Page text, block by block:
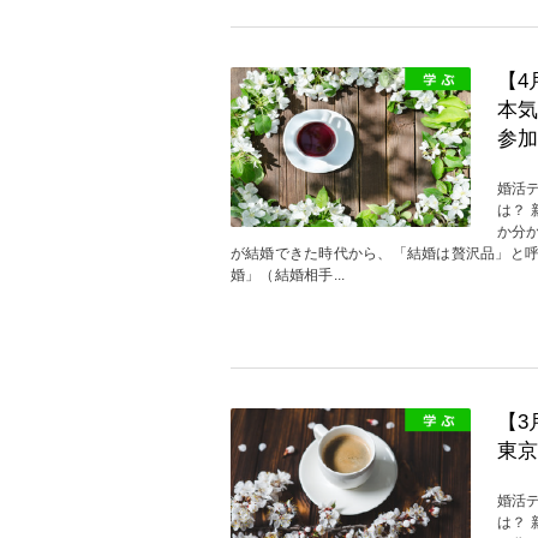
【
本
参
婚活
は？
か分
が結婚できた時代から、「結婚は贅沢品」と
婚」（結婚相手...
【
東
婚活
は？